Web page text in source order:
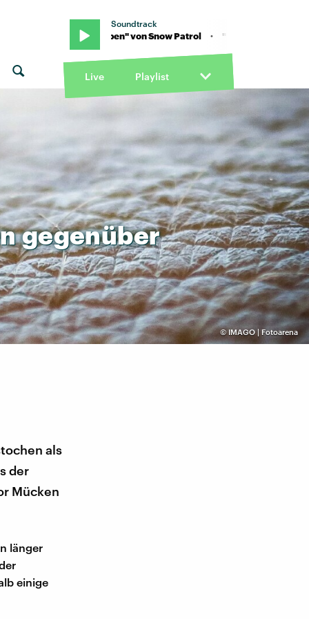
Soundtrack
Open" von Snow Patrol · "Hands Open" von Snow Patrol
Live Playlist
©IMAGO | Fotoarena
gegenüber
als
der
Mücken
länger
einige